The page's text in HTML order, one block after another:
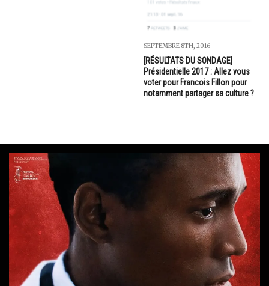
SEPTEMBRE 8TH, 2016
[RÉSULTATS DU SONDAGE]
Présidentielle 2017 : Allez vous
voter pour Francois Fillon pour
notamment partager sa culture ?